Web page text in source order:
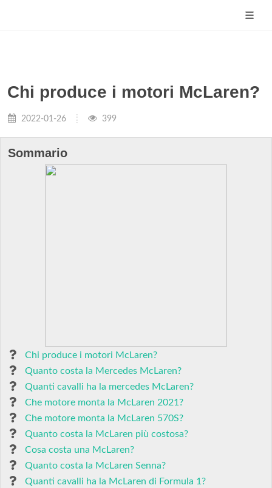
Chi produce i motori McLaren?
2022-01-26 399
Sommario
Chi produce i motori McLaren?
Quanto costa la Mercedes McLaren?
Quanti cavalli ha la mercedes McLaren?
Che motore monta la McLaren 2021?
Che motore monta la McLaren 570S?
Quanto costa la McLaren più costosa?
Cosa costa una McLaren?
Quanto costa la McLaren Senna?
Quanti cavalli ha la McLaren di Formula 1?